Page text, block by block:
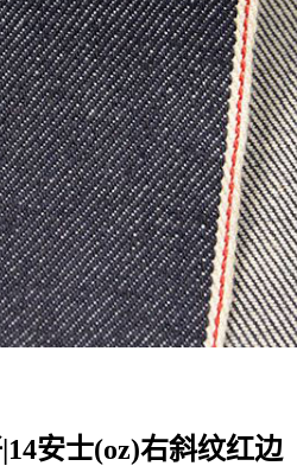
安士(oz)右斜纹红边